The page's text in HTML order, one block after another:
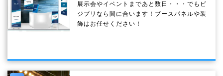
展示会やイベントまであと数日・・・でもビ
ジプリなら間に合います！ブースパネルや装
飾はお任せください！